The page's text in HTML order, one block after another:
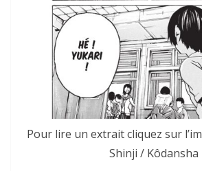
Pour lire un extrait cliquez sur
Shinji / Kôdansha